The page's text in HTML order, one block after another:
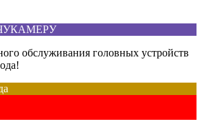
обслуживания головных устройств